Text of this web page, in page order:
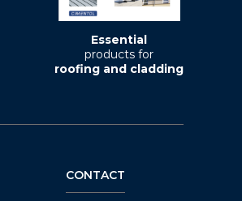
Essential
products for
roofing and cladding
CONTACT